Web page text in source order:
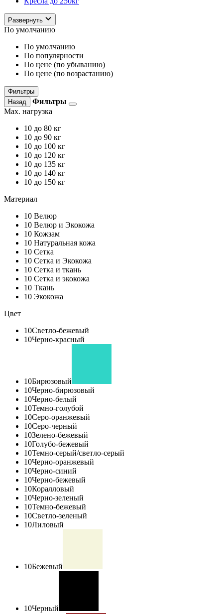
Развернуть
По умолчанию
По умолчанию
По популярности
По цене (по убыванию)
По цене (по возрастанию)
Фильтры
Назад
Фильтры
Max. нагрузка
10 до 80 кг
10 до 90 кг
10 до 100 кг
10 до 120 кг
10 до 135 кг
10 до 140 кг
10 до 150 кг
Материал
10 Велюр
10 Велюр и Экокожа
10 Кожзам
10 Натуральная кожа
10 Сетка
10 Сетка и Экокожа
10 Сетка и ткань
10 Сетка и экокожа
10 Ткань
10 Экокожа
Цвет
10Светло-бежевый
10Черно-красный
10Бирюзовый
10Черно-бирюзовый
10Черно-белый
10Темно-голубой
10Серо-оранжевый
10Серо-черный
10Зелено-бежевый
10Голубо-бежевый
10Темно-серый/светло-серый
10Черно-оранжевый
10Черно-синий
10Черно-бежевый
10Коралловый
10Черно-зеленый
10Темно-бежевый
10Светло-зеленый
10Лиловый
10Бежевый
10Черный